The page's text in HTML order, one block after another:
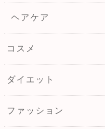
ヘアケア
コスメ
ダイエット
ファッション